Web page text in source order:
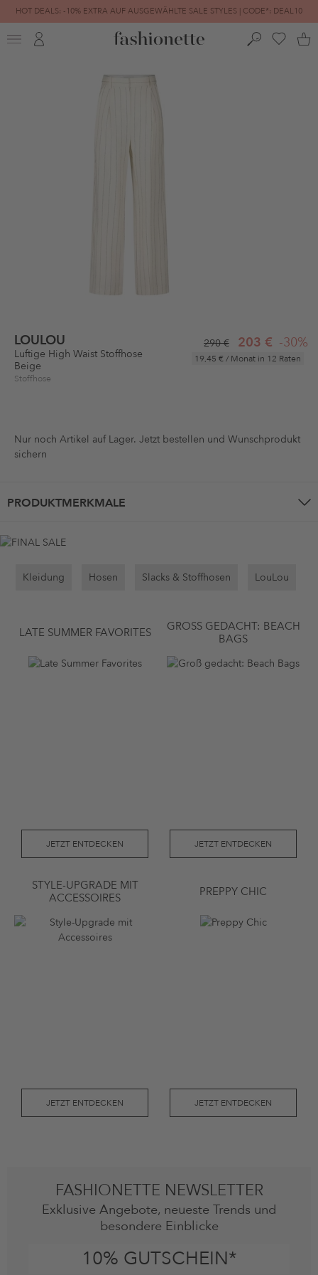
HOT DEALS: -10% EXTRA AUF AUSGEWÄHLTE SALE STYLES | CODE*: DEAL10
FINAL SALE | BIS ZU -80% REDUZIERT
LOULOU
Luftige High Waist Stoffhose
Beige
Stoffhose
290 € 203 € -30%
19,45 € / Monat in 12 Raten
Nur noch Artikel auf Lager. Jetzt bestellen und Wunschprodukt
sichern
PRODUKTMERKMALE
Kleidung Hosen Slacks & Stoffhosen LouLou
LATE SUMMER FAVORITES
JETZT ENTDECKEN
GROSS GEDACHT: BEACH B
AGS
JETZT ENTDECKEN
STYLE-UPGRADE MIT
ACCESSOIRES
JETZT ENTDECKEN
PREPPY CHIC
JETZT ENTDECKEN
FASHIONETTE NEWSLETTER
Exklusive Angebote, neueste Trends und
besondere Einblicke
10% GUTSCHEIN*